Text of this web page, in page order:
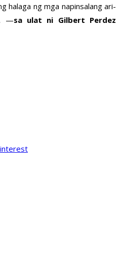
halaga ng mga napinsalang ari-
—sa ulat ni Gilbert Perdez